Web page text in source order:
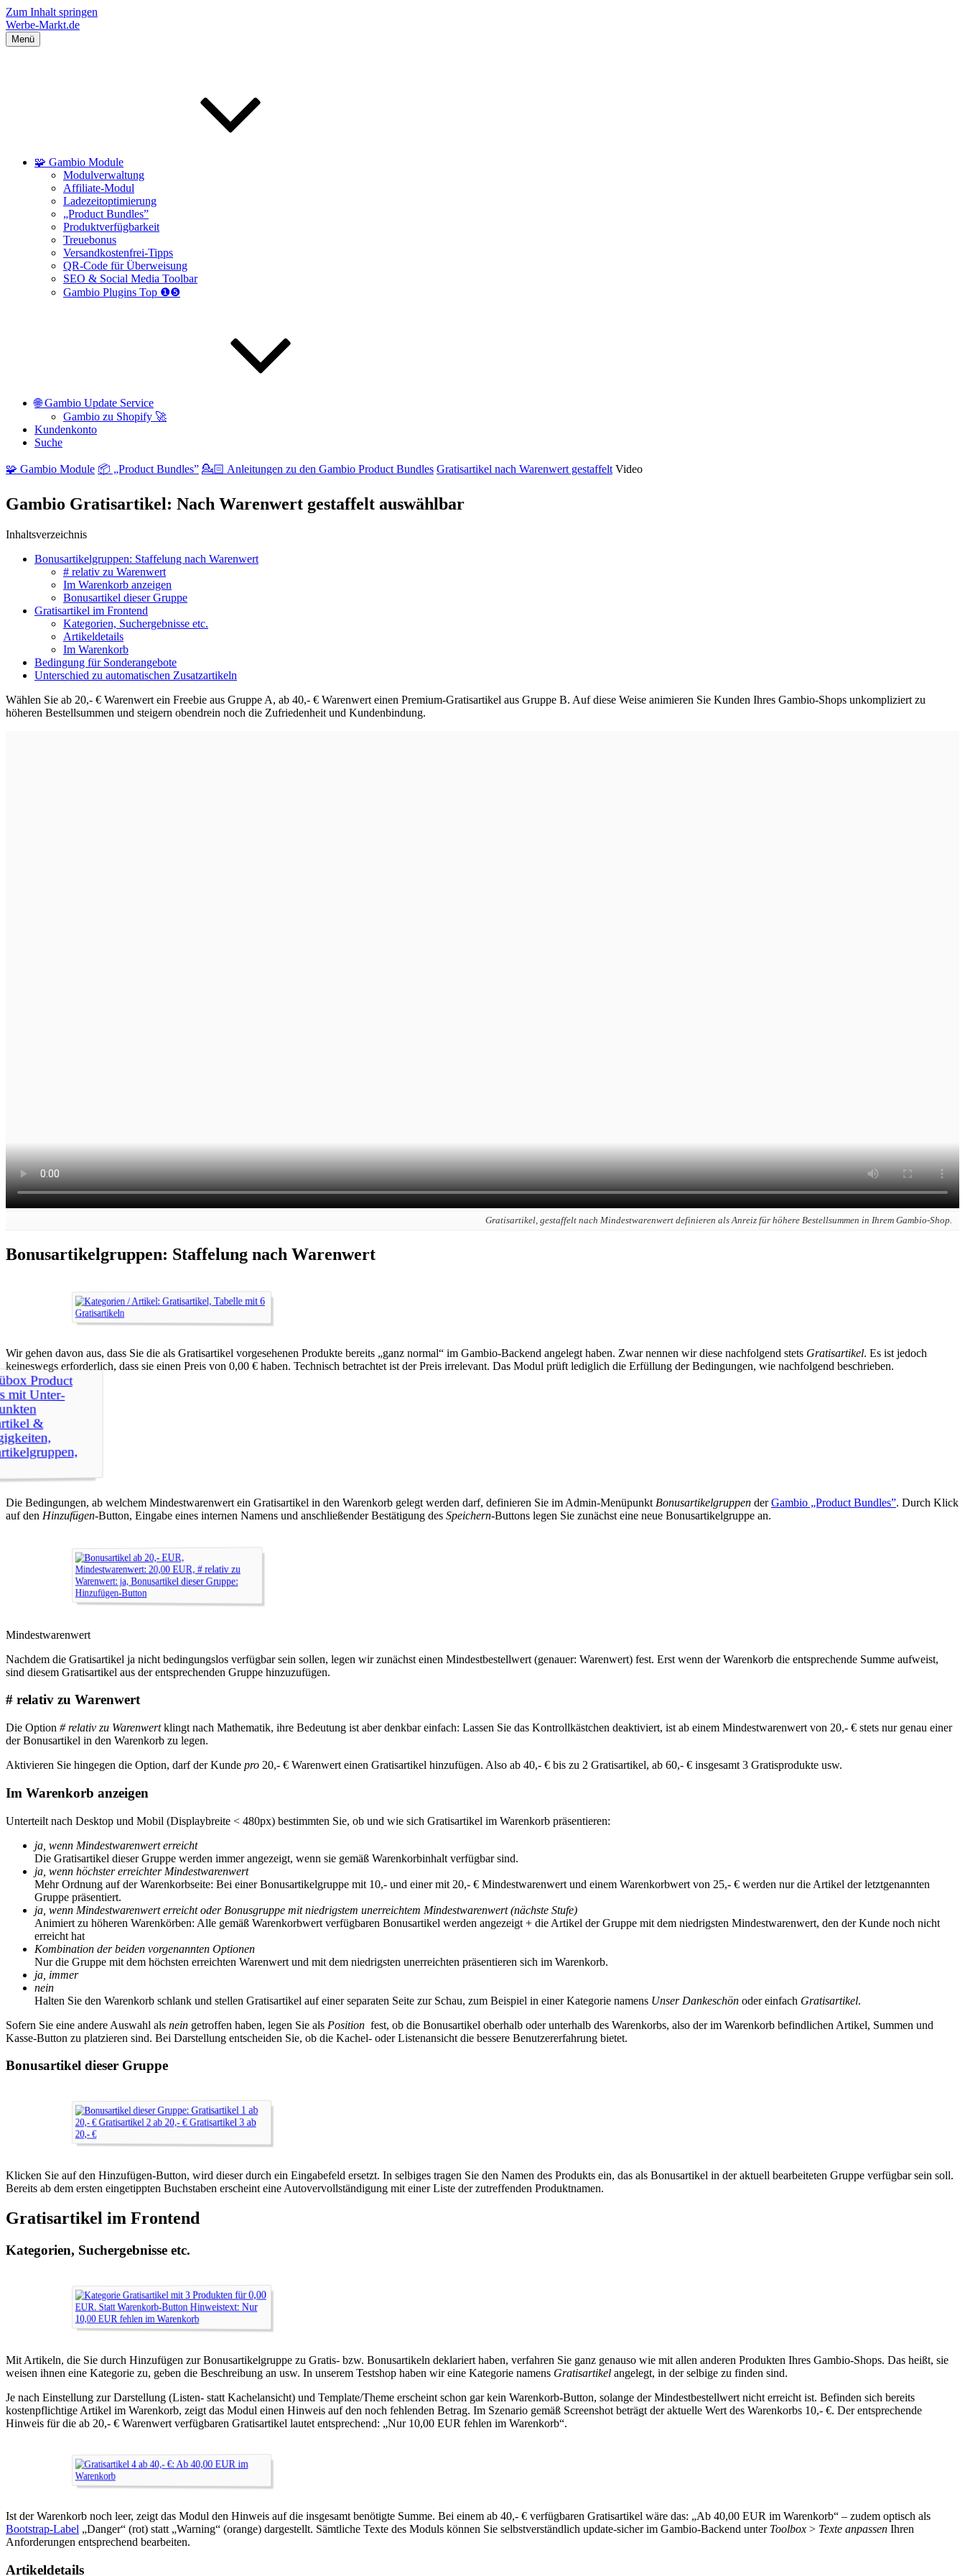
Zum Inhalt springen
Werbe-Markt.de
Menü
🧩 Gambio Module
Modulverwaltung
Affiliate-Modul
Ladezeitoptimierung
„Product Bundles”
Produktverfügbarkeit
Treuebonus
Versandkostenfrei-Tipps
QR-Code für Überweisung
SEO & Social Media Toolbar
Gambio Plugins Top ❶❺
🌐 Gambio Update Service
Gambio zu Shopify 🚀
Kundenkonto
Suche
🧩 Gambio Module 📦 „Product Bundles” 💁🏻 Anleitungen zu den Gambio Product Bundles Gratisartikel nach Warenwert gestaffelt Video
Gambio Gratisartikel: Nach Warenwert gestaffelt auswählbar
Inhaltsverzeichnis
Bonusartikelgruppen: Staffelung nach Warenwert
# relativ zu Warenwert
Im Warenkorb anzeigen
Bonusartikel dieser Gruppe
Gratisartikel im Frontend
Kategorien, Suchergebnisse etc.
Artikeldetails
Im Warenkorb
Bedingung für Sonderangebote
Unterschied zu automatischen Zusatzartikeln
Wählen Sie ab 20,- € Warenwert ein Freebie aus Gruppe A, ab 40,- € Warenwert einen Premium-Gratisartikel aus Gruppe B. Auf diese Weise animieren Sie Kunden Ihres Gambio-Shops unkompliziert zu
höheren Bestellsummen und steigern obendrein noch die Zufriedenheit und Kundenbindung.
Gratisartikel, gestaffelt nach Mindestwarenwert definieren als Anreiz für höhere Bestellsummen in Ihrem Gambio-Shop.
Bonusartikelgruppen: Staffelung nach Warenwert
Wir gehen davon aus, dass Sie die als Gratisartikel vorgesehenen Produkte bereits „ganz normal“ im Gambio-Backend angelegt haben. Zwar nennen wir diese nachfolgend stets Gratisartikel. Es ist jedoch
keineswegs erforderlich, dass sie einen Preis von 0,00 € haben. Technisch betrachtet ist der Preis irrelevant. Das Modul prüft lediglich die Erfüllung der Bedingungen, wie nachfolgend beschrieben.
Die Bedingungen, ab welchem Mindestwarenwert ein Gratisartikel in den Warenkorb gelegt werden darf, definieren Sie im Admin-Menüpunkt Bonusartikelgruppen derGambio „Product Bundles”. Durch Klick
auf den Hinzufügen-Button, Eingabe eines internen Namens und anschließender Bestätigung des Speichern-Buttons legen Sie zunächst eine neue Bonusartikelgruppe an.
Mindestwarenwert
Nachdem die Gratisartikel ja nicht bedingungslos verfügbar sein sollen, legen wir zunächst einen Mindestbestellwert (genauer: Warenwert) fest. Erst wenn der Warenkorb die entsprechende Summe aufweist,
sind diesem Gratisartikel aus der entsprechenden Gruppe hinzuzufügen.
# relativ zu Warenwert
Die Option # relativ zu Warenwertklingt nach Mathematik, ihre Bedeutung ist aber denkbar einfach: Lassen Sie das Kontrollkästchen deaktiviert, ist ab einem Mindestwarenwert von 20,- € stets nur genau einer
der Bonusartikel in den Warenkorb zu legen.
Aktivieren Sie hingegen die Option, darf der Kunde pro 20,- € Warenwert einen Gratisartikel hinzufügen. Also ab 40,- € bis zu 2 Gratisartikel, ab 60,- € insgesamt 3 Gratisprodukte usw.
Im Warenkorb anzeigen
Unterteilt nach Desktop und Mobil (Displaybreite < 480px) bestimmten Sie, ob und wie sich Gratisartikel im Warenkorb präsentieren:
ja, wenn Mindestwarenwert erreicht
Die Gratisartikel dieser Gruppe werden immer angezeigt, wenn sie gemäß Warenkorbinhalt verfügbar sind.
ja, wenn höchster erreichter Mindestwarenwert
Mehr Ordnung auf der Warenkorbseite: Bei einer Bonusartikelgruppe mit 10,- und einer mit 20,- € Mindestwarenwert und einem Warenkorbwert von 25,- € werden nur die Artikel der letztgenannten
Gruppe präsentiert.
ja, wenn Mindestwarenwert erreicht oder Bonusgruppe mit niedrigstem unerreichtem Mindestwarenwert (nächste Stufe)
Animiert zu höheren Warenkörben: Alle gemäß Warenkorbwert verfügbaren Bonusartikel werden angezeigt + die Artikel der Gruppe mit dem niedrigsten Mindestwarenwert, den der Kunde noch nicht
erreicht hat
Kombination der beiden vorgenannten Optionen
Nur die Gruppe mit dem höchsten erreichten Warenwert und mit dem niedrigsten unerreichten präsentieren sich im Warenkorb.
ja, immer
nein
Halten Sie den Warenkorb schlank und stellen Gratisartikel auf einer separaten Seite zur Schau, zum Beispiel in einer Kategorie namens Unser Dankeschön oder einfach Gratisartikel.
Sofern Sie eine andere Auswahl als nein getroffen haben, legen Sie als Position fest, ob die Bonusartikel oberhalb oder unterhalb des Warenkorbs, also der im Warenkorb befindlichen Artikel, Summen und
Kasse-Button zu platzieren sind. Bei Darstellung entscheiden Sie, ob die Kachel- oder Listenansicht die bessere Benutzererfahrung bietet.
Bonusartikel dieser Gruppe
Klicken Sie auf den Hinzufügen-Button, wird dieser durch ein Eingabefeld ersetzt. In selbiges tragen Sie den Namen des Produkts ein, das als Bonusartikel in der aktuell bearbeiteten Gruppe verfügbar sein soll.
Bereits ab dem ersten eingetippten Buchstaben erscheint eine Autovervollständigung mit einer Liste der zutreffenden Produktnamen.
Gratisartikel im Frontend
Kategorien, Suchergebnisse etc.
Mit Artikeln, die Sie durch Hinzufügen zur Bonusartikelgruppe zu Gratis- bzw. Bonusartikeln deklariert haben, verfahren Sie ganz genauso wie mit allen anderen Produkten Ihres Gambio-Shops. Das heißt, sie
weisen ihnen eine Kategorie zu, geben die Beschreibung an usw. In unserem Testshop haben wir eine Kategorie namens Gratisartikel angelegt, in der selbige zu finden sind.
Je nach Einstellung zur Darstellung (Listen- statt Kachelansicht) und Template/Theme erscheint schon gar kein Warenkorb-Button, solange der Mindestbestellwert nicht erreicht ist. Befinden sich bereits
kostenpflichtige Artikel im Warenkorb, zeigt das Modul einen Hinweis auf den noch fehlenden Betrag. Im Szenario gemäß Screenshot beträgt der aktuelle Wert des Warenkorbs 10,- €. Der entsprechende
Hinweis für die ab 20,- € Warenwert verfügbaren Gratisartikel lautet entsprechend: „Nur 10,00 EUR fehlen im Warenkorb“.
Ist der Warenkorb noch leer, zeigt das Modul den Hinweis auf die insgesamt benötigte Summe. Bei einem ab 40,- € verfügbaren Gratisartikel wäre das: „Ab 40,00 EUR im Warenkorb“ – zudem optisch als
Bootstrap-Label „Danger“ (rot) statt „Warning“ (orange) dargestellt. Sämtliche Texte des Moduls können Sie selbstverständlich update-sicher im Gambio-Backend unter Toolbox > Texte anpassen Ihren
Anforderungen entsprechend bearbeiten.
Artikeldetails